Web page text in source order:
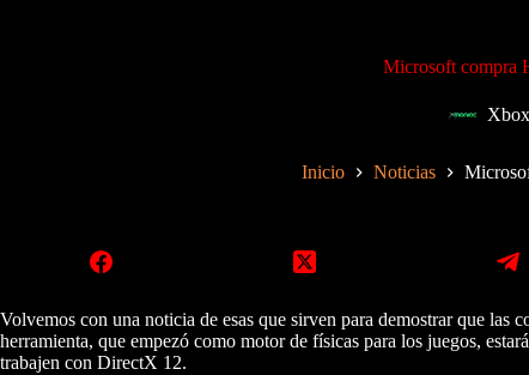
Microsoft compra
Inicio Noticias
Volvemos con una noticia de esas que sirven para demostrar que las
herramienta, que empezó como motor de físicas para los juegos,
trabajen con DirectX 12.